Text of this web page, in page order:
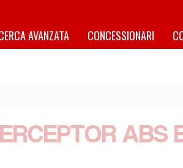
AVANZATA CONCESSIONARI
ABS